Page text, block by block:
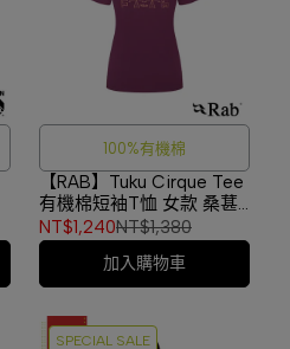
100%有機棉
【RAB】Tuku Cirque Tee
有機棉短袖T恤 女款 桑葚
紫 #QCC18
NT$1,240NT$1,380
加入購物車
SPECIAL SALE